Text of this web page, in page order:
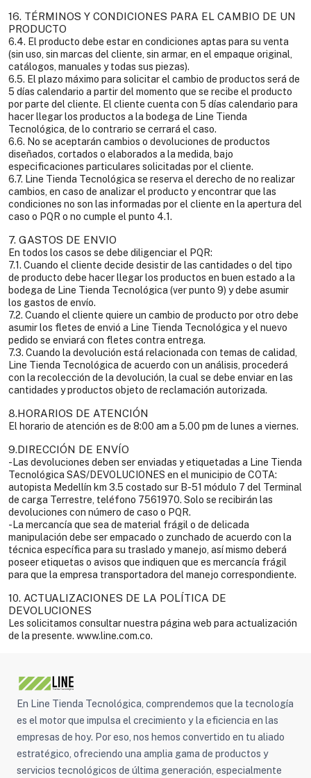
16. TÉRMINOS Y CONDICIONES PARA EL CAMBIO DE UN
PRODUCTO
6.4. El producto debe estar en condiciones aptas para su venta
(sin uso, sin marcas del cliente, sin armar, en el empaque original,
catálogos, manuales y todas sus piezas).
6.5. El plazo máximo para solicitar el cambio de productos será de
5 días calendario a partir del momento que se recibe el producto
por parte del cliente. El cliente cuenta con 5 días calendario para
hacer llegar los productos a la bodega de Line Tienda
Tecnológica, de lo contrario se cerrará el caso.
6.6. No se aceptarán cambios o devoluciones de productos
diseñados, cortados o elaborados a la medida, bajo
especificaciones particulares solicitadas por el cliente.
6.7. Line Tienda Tecnológica se reserva el derecho de no realizar
cambios, en caso de analizar el producto y encontrar que las
condiciones no son las informadas por el cliente en la apertura del
caso o PQR o no cumple el punto 4.1.
7. GASTOS DE ENVIO
En todos los casos se debe diligenciar el PQR:
7.1. Cuando el cliente decide desistir de las cantidades o del tipo
de producto debe hacer llegar los productos en buen estado a la
bodega de Line Tienda Tecnológica (ver punto 9) y debe asumir
los gastos de envío.
7.2. Cuando el cliente quiere un cambio de producto por otro debe
asumir los fletes de envió a Line Tienda Tecnológica y el nuevo
pedido se enviará con fletes contra entrega.
7.3. Cuando la devolución está relacionada con temas de calidad,
Line Tienda Tecnológica de acuerdo con un análisis, procederá
con la recolección de la devolución, la cual se debe enviar en las
cantidades y productos objeto de reclamación autorizada.
8.HORARIOS DE ATENCIÓN
El horario de atención es de 8:00 am a 5.00 pm de lunes a viernes.
9.DIRECCIÓN DE ENVÍO
-Las devoluciones deben ser enviadas y etiquetadas a Line Tienda
Tecnológica SAS/DEVOLUCIONES en el municipio de COTA:
autopista Medellín km 3.5 costado sur B-51 módulo 7 del Terminal
de carga Terrestre, teléfono 7561970. Solo se recibirán las
devoluciones con número de caso o PQR.
-La mercancía que sea de material frágil o de delicada
manipulación debe ser empacado o zunchado de acuerdo con la
técnica específica para su traslado y manejo, así mismo deberá
poseer etiquetas o avisos que indiquen que es mercancía frágil
para que la empresa transportadora del manejo correspondiente.
10. ACTUALIZACIONES DE LA POLÍTICA DE
DEVOLUCIONES
Les solicitamos consultar nuestra página web para actualización
de la presente. www.line.com.co.
En Line Tienda Tecnológica, comprendemos que la tecnología
es el motor que impulsa el crecimiento y la eficiencia en las
empresas de hoy. Por eso, nos hemos convertido en tu aliado
estratégico, ofreciendo una amplia gama de productos y
servicios tecnológicos de última generación, especialmente